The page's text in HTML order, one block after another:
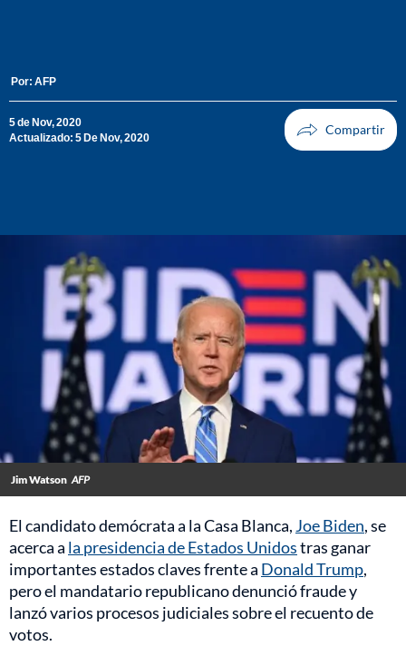
Por: AFP
5 de Nov, 2020
Actualizado: 5 De Nov, 2020
Jim Watson AFP
El candidato demócrata a la Casa Blanca, Joe Biden, se
acerca a la presidencia de Estados Unidostras ganar
importantes estados claves frente a Donald Trump,
pero el mandatario republicano denunció fraude y
lanzó varios procesos judiciales sobre el recuento de
votos.